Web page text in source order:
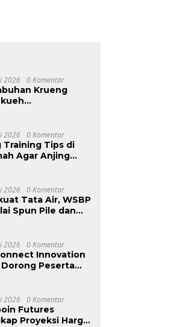
2026 0 Komentar
Krueng
2026 0 Komentar
Training Tips di
Agar Anjing
2026 0 Komentar
Tata Air, WSBP
Spun Pile dan
2026 0 Komentar
Innovation
Dorong Peserta
Pasar
2026 0 Komentar
Futures
Proyeksi Harga